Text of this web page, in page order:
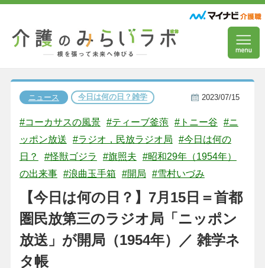
ニュース 今日は何の日？雑学 2023/07/15
#コーカサスの風景 #ティーブ釜萢 #トニー谷
#ニ
ッポン放送
#ラジオ，民放ラジオ局
#今日は何の
日？
#怪獣ゴジラ #旗照夫
#昭和29年（1954年）
の出来事 #浪曲玉手箱 #開局 #雪村いづみ
【今日は何の日？】7月15日＝首都
圏民放第三のラジオ局「ニッポン
放送」が開局（1954年）／ 雑学ネ
タ帳